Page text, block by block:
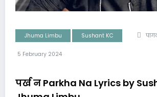
Jhuma Limbu Sushant KC
5 February 2024
पर्ख न Parkha Na Lyrics by